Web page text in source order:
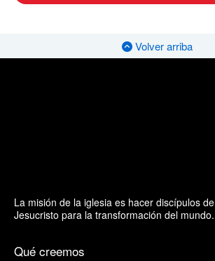
Volver arriba
La misión de la iglesia es hacer discípulos de
Jesucristo para la transformación del mundo.
Qué creemos